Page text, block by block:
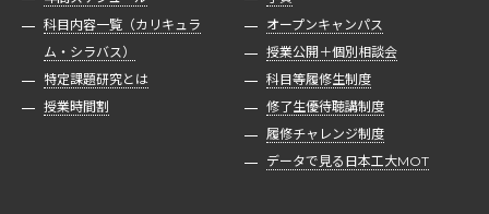
科目内容一覧（カリキュラ
ム・シラバス）
特定課題研究とは
授業時間割
オープンキャンパス
授業公開＋個別相談会
科目等履修生制度
修了生優待聴講制度
履修チャレンジ制度
データで見る日本工大MOT